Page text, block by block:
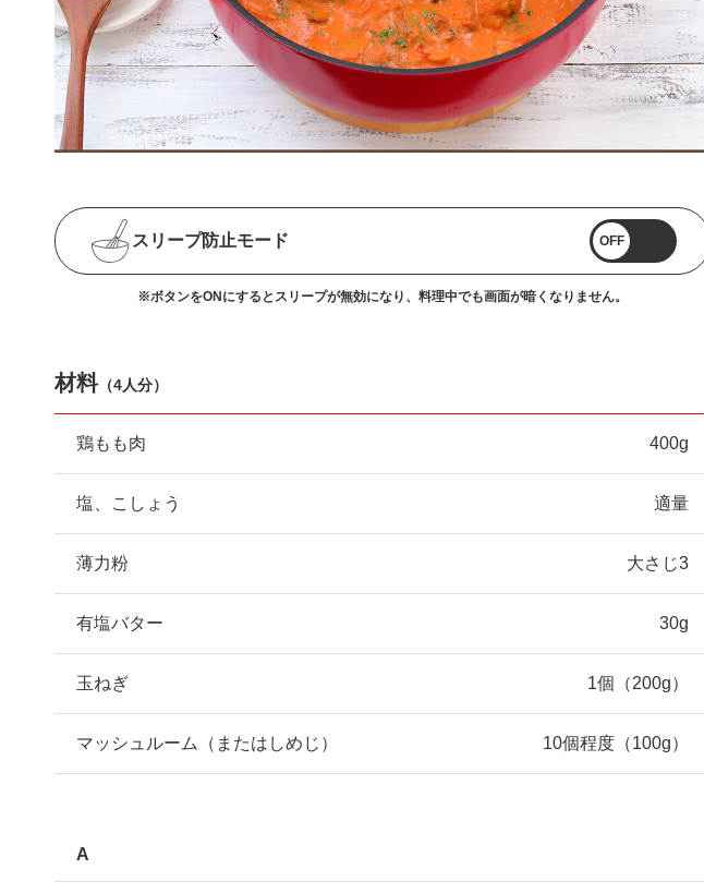
スリープ防止モード OFF
※ボタンをONにするとスリープが無効になり、 料理中でも画面が暗くなりません。
材料（4人分）
鶏もも肉 400g
塩、こしょう 適量
薄力粉 大さじ3
有塩バター 30g
玉ねぎ 1個（200g）
マッシュルーム（またはしめじ） 10個程度（100g）
A